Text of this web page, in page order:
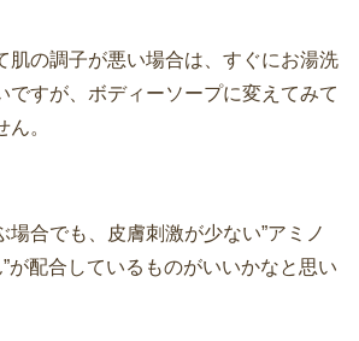
肌の調子が悪い場合は、すぐにお湯洗
ですが、ボディーソープに変えてみて
。
場合でも、皮膚刺激が少ない”アミノ
”が配合しているものがいいかなと思い